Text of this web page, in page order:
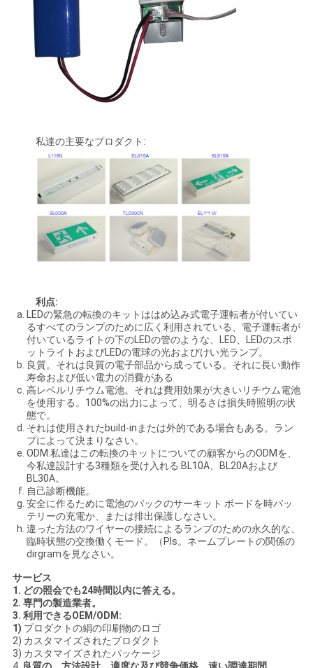
私達の主要なプロダクト:
利点:
LEDの緊急の転換のキットははめ込み式電子運転者が付いてい
るすべてのランプのために広く利用されている、電子運転者が
付いているライトの下のLEDの管のような、LED、LEDのスポ
ットライトおよびLEDの電球の光およびけい光ランプ。
良質。それは良質の電子部品から成っている。それに長い動作
寿命および低い電力の消費がある
高レベルリチウム電池。それは費用効果が大きいリチウム電池
を使用する。100%の出力によって、明るさは損失時照明の状
態で。
それは使用されたbuild-inまたは外的である場合もある。ラン
プによって決まりなさい。
ODM.私達はこの転換のキットについての顧客からのODMを、
今私達設計する3種類を受け入れる:BL10A、BL20Aおよび
BL30A。
自己診断機能。
安全に作るために電池のパックのサーキット ボードを時バッ
テリーの充電か、または排出保護しなさい。
違った方法のワイヤーの接続によるランプのための永久的な、
臨時状態の交換働くモード。（Pls。ネームプレートの関係の
dirgramを見なさい。
サービス
1. どの照会でも24時間以内に答える。
2. 専門の製造業者。
3. 利用できるOEM/ODM:
1) プロダクトの絹の印刷物のロゴ
2) カスタマイズされたプロダクト
3) カスタマイズされたパッケージ
4. 良質の、方法設計、適度な及び競争価格、速い調達期間。